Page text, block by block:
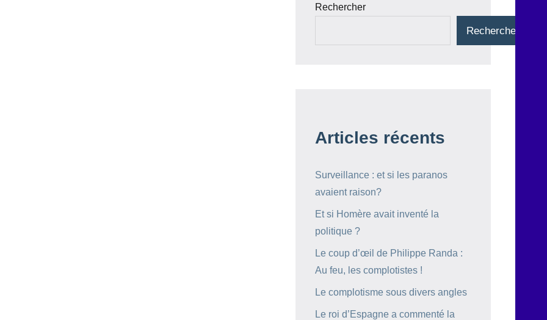
Rechercher
Rechercher
Articles récents
Surveillance : et si les paranos
avaient raison?
Et si Homère avait inventé la
politique ?
Le coup d’œil de Philippe Randa :
Au feu, les complotistes !
Le complotisme sous divers angles
Le roi d’Espagne a commenté la